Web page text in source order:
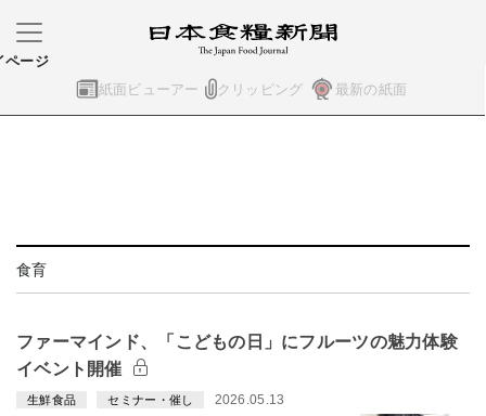
紙面ビューアー クリッピング 最新の紙面
ページ
食育
ファーマインド、「こどもの日」にフルーツの魅力体験
イベント開催
生鮮食品 セミナー・催し 2026.05.13